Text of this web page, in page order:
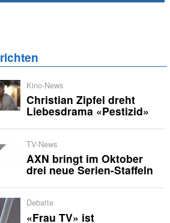
Kino-News
Christian Zipfel dreht
Liebesdrama «Pestizid»
TV-News
AXN bringt im Oktober
drei neue Serien-Staffeln
Debatte
«Frau TV» ist